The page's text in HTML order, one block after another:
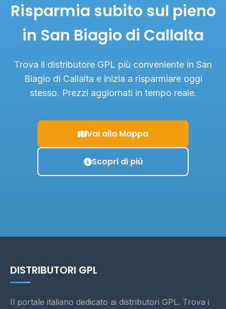
Risparmia subito sul pieno
in San Biagio di Callalta
Trova il distributore GPL più conveniente in San
Biagio di Callalta e inizia a risparmiare oggi
stesso. Prezzi aggiornati in tempo reale.
Vai alla Mappa
Scopri di più
DISTRIBUTORI GPL
Il portale italiano dedicato ai distributori GPL. Trova i